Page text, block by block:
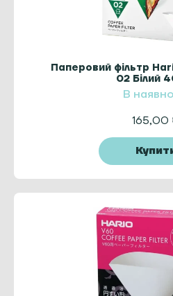
Паперовий фільтр
02 Білий
В
165,00